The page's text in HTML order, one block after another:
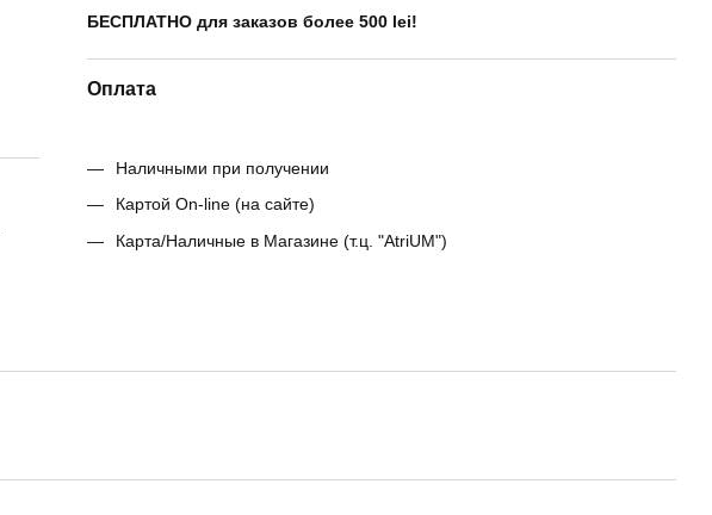
БЕСПЛАТНО для заказов более 500 lei!
Оплата
Наличными при получении
Картой On-line (на сайте)
Карта/Наличные в Магазине (т.ц. "AtriUM")